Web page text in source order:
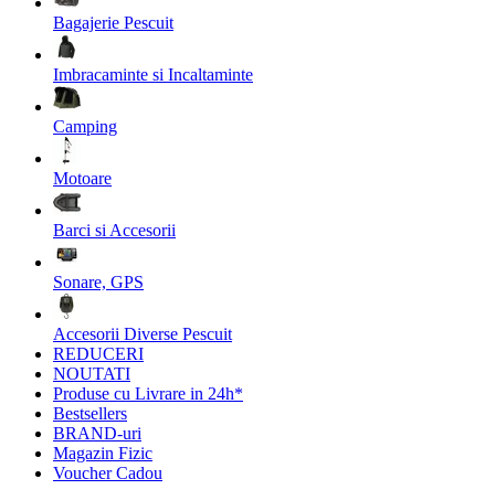
Bagajerie Pescuit
Imbracaminte si Incaltaminte
Camping
Motoare
Barci si Accesorii
Sonare, GPS
Accesorii Diverse Pescuit
REDUCERI
NOUTATI
Produse cu Livrare in 24h*
Bestsellers
BRAND-uri
Magazin Fizic
Voucher Cadou